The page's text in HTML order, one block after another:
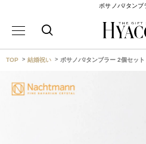
ボサノバ/タンブ
TOP 結婚祝い ボサノバ/タンブラー 2個セット